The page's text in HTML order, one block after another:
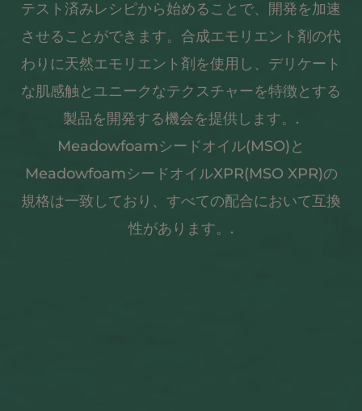
テスト済みレシピから始めることで、開発を加速
させることができます。合成エモリエント剤の代
わりに天然エモリエント剤を使用し、デリケート
な肌感触とユニークなテクスチャーを特徴とする
製品を開発する機会を提供します。.
Meadowfoamシードオイル(MSO)と
MeadowfoamシードオイルXPR(MSO XPR)の
規格は一致しており、すべての配合において互換
性があります。.